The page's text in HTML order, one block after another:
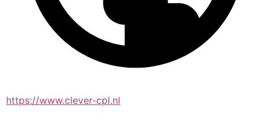
https://www.clever-cpl.nl